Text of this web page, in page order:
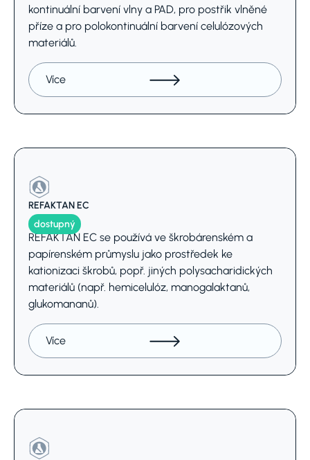
kontinuální barvení vlny a PAD, pro postřik vlněné
příze a pro polokontinuální barvení celulózových
materiálů.
Více
REFAKTAN EC
dostupný
REFAKTAN EC se používá ve škrobárenském a
papírenském průmyslu jako prostředek ke
kationizaci škrobů, popř. jiných polysacharidických
materiálů (např. hemicelulóz, manogalaktanů,
glukomananů).
Více